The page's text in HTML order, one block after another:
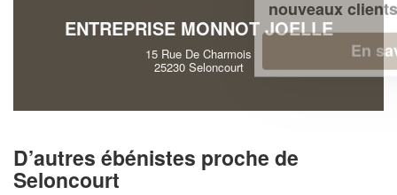
ENTREPRISE MONNOT JOELLE
15 Rue De Charmois
25230 Seloncourt
D’autres ébénistes proche de
Seloncourt
En savoir plus